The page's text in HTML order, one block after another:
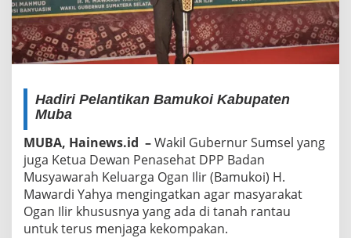
Hadiri Pelantikan Bamukoi Kabupaten
Muba
MUBA, Hainews.id –Wakil Gubernur Sumsel yang
juga Ketua Dewan Penasehat DPP Badan
Musyawarah Keluarga Ogan Ilir (Bamukoi) H.
Mawardi Yahya mengingatkan agar masyarakat
Ogan Ilir khususnya yang ada di tanah rantau
untuk terus menjaga kekompakan.